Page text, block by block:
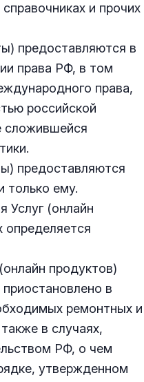
и прочих
предоставляются в
права РФ, в том
права,
российской
сложившейся
предоставляются
только ему.
Услуг (онлайн
определяется
продуктов)
в
ремонтных и
в случаях,
РФ, о чем
утвержденном